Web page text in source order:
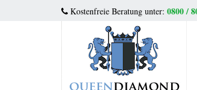
Kostenfreie Beratung unter: 0800 /